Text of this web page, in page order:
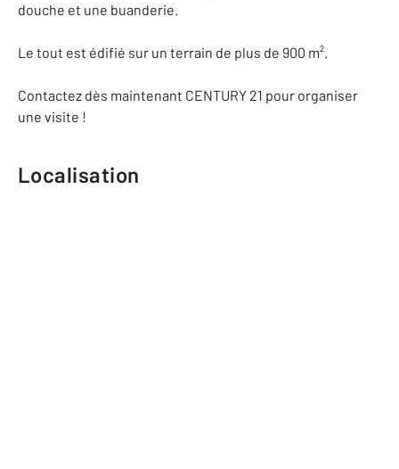
douche et une buanderie.
Le tout est édifié sur un terrain de plus de 900 m².
Contactez dès maintenant CENTURY 21 pour organiser
une visite !
Localisation